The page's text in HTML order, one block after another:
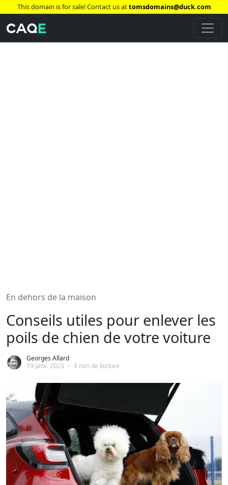
This domain is for sale! Contact us attomsdomains@duck.com
En dehors de la maison
Conseils utiles pour enlever les
poils de chien de votre voiture
Georges Allard
19 janv. 2023 • 4 min de lecture